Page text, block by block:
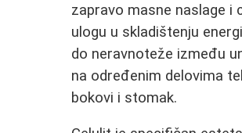
zapravo masne naslage i
ulogu u skladištenju
do neravnoteže između
na određenim delovima
bokovi i stomak.